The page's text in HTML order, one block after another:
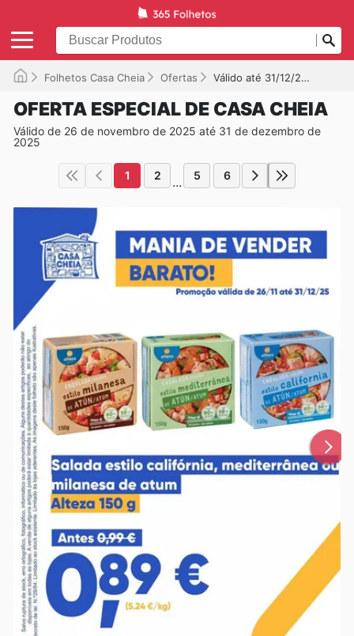
Folhetos Casa Cheia Ofertas Válido até 31/12/2025
OFERTA ESPECIAL DE CASA CHEIA
Válido de 26 de novembro de 2025 até 31 de dezembro de
2025
1 2 ... 5 6